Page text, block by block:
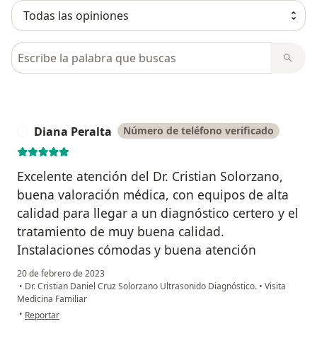
Busca en opiniones
Diana Peralta Número de teléfono verificado
Excelente atención del Dr. Cristian Solorzano,
buena valoración médica, con equipos de alta
calidad para llegar a un diagnóstico certero y el
tratamiento de muy buena calidad.
Instalaciones cómodas y buena atención
20 de febrero de 2023
• Dr. Cristian Daniel Cruz Solorzano Ultrasonido Diagnóstico. • Visita
Medicina Familiar
• en opinión del usuario Diana Peralta
Reportar